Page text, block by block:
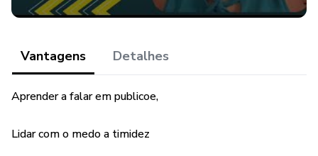
Vantagens Detalhes
Aprender a falar em publicoe,
Lidar com o medo a timidez